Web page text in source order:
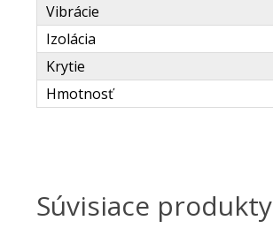
Vibrácie
Izolácia
Krytie
Hmotnosť
Súvisiace produkty